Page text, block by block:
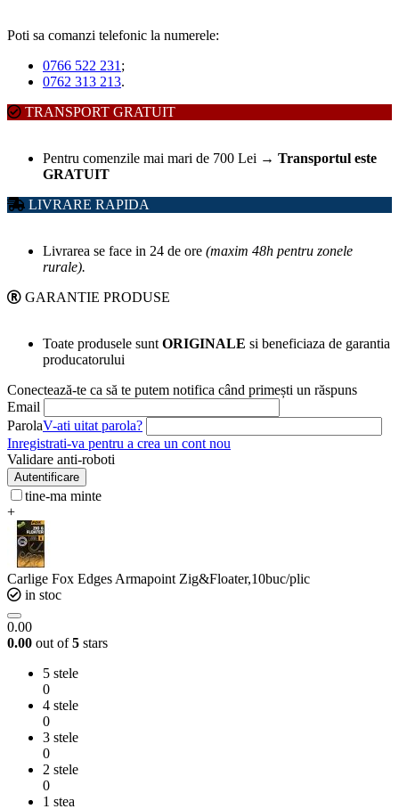
Poti sa comanzi telefonic la numerele:
0766 522 231 ;
0762 313 213.
TRANSPORT GRATUIT
Pentru comenzile mai mari de 700 Lei → Transportul este
GRATUIT
LIVRARE RAPIDA
Livrarea se face in 24 de ore (maxim 48h pentru zonele
rurale).
GARANTIE PRODUSE
Toate produsele sunt ORIGINALE si beneficiaza de garantia
producatorului
Conectează-te ca să te putem notifica când primești un răspuns
Email
ParolaV-ati uitat parola?
Inregistrati-va pentru a crea un cont nou
Validare anti-roboti
Autentificare
tine-ma minte
+
Carlige Fox Edges Armapoint Zig&Floater,10buc/plic
in stoc
0.00
0.00 out of5 stars
5 stele
0
4 stele
0
3 stele
0
2 stele
0
1 stea